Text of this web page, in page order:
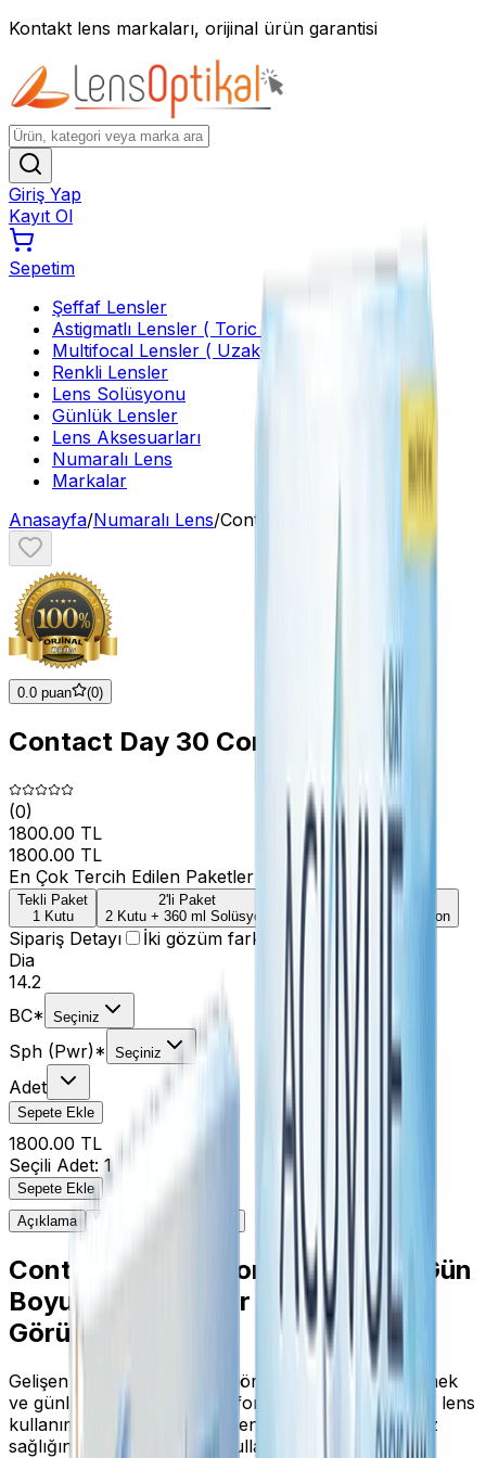
Kontakt lens markaları, orijinal ürün garantisi
Giriş Yap
Kayıt Ol
Sepetim
Şeffaf Lensler
Astigmatlı Lensler ( Toric )
Multifocal Lensler ( Uzak-Yakın )
Renkli Lensler
Lens Solüsyonu
Günlük Lensler
Lens Aksesuarları
Numaralı Lens
Markalar
Anasayfa/Numaralı Lens/Contact Day 30 Compatic
0.0 puan (0)
Contact Day 30 Compatic
(0)
1800.00 TL
1800.00 TL
En Çok Tercih Edilen Paketler
Tekli Paket
1 Kutu
2'li Paket
2 Kutu + 360 ml Solüsyon
4 Kutu + 360 ml Solüsyon
Sipariş Detayı
İki gözüm farklı
Dia
14.2
BC* Seçiniz
Sph (Pwr)* Seçiniz
Adet
Sepete Ekle
1800.00 TL
Seçili Adet: 1
Sepete Ekle
Açıklama
Ürün Değerlendirmeleri
Contact Day 30 Compatic Lens: Gün
Boyu Üstün Konfor ve Kusursuz
Görüş Deneyimi
Gelişen teknoloji ile birlikte görme kusurlarını gidermek
ve günlük yaşamı daha konforlu kılmak adına şeffaf lens
kullanımına olan ilgi her geçen gün artmaktadır. Göz
sağlığını ön planda tutan, kullanıcı dostu ve yüksek